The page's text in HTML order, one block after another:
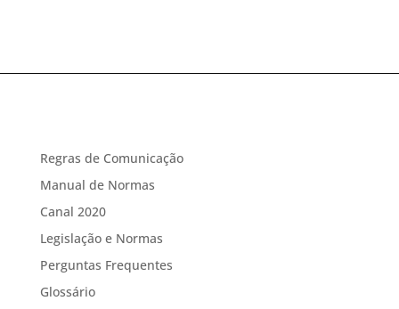
Regras de Comunicação
Manual de Normas
Canal 2020
Legislação e Normas
Perguntas Frequentes
Glossário